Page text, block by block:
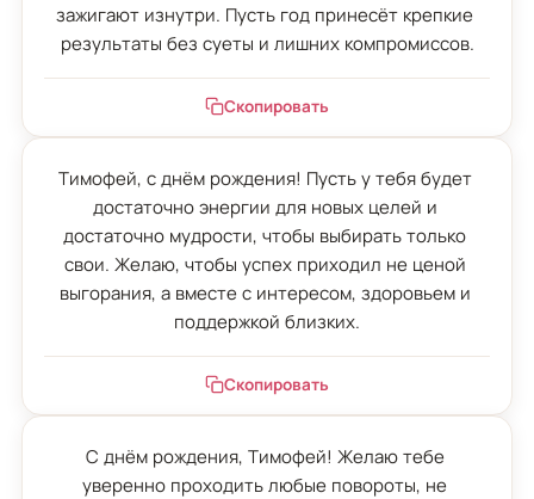
зажигают изнутри. Пусть год принесёт крепкие
результаты без суеты и лишних компромиссов.
Скопировать
Тимофей, с днём рождения! Пусть у тебя будет
достаточно энергии для новых целей и
достаточно мудрости, чтобы выбирать только
свои. Желаю, чтобы успех приходил не ценой
выгорания, а вместе с интересом, здоровьем и
поддержкой близких.
Скопировать
С днём рождения, Тимофей! Желаю тебе
уверенно проходить любые повороты, не